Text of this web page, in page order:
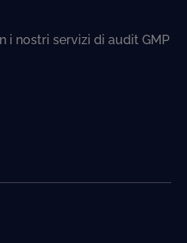
i nostri servizi di audit GMP